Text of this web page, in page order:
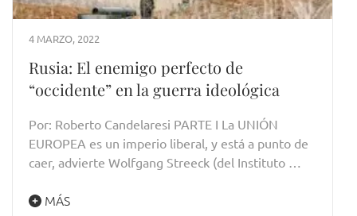
4 MARZO, 2022
Rusia: El enemigo perfecto de
“occidente” en la guerra ideológica
Por: Roberto Candelaresi PARTE I La UNIÓN
EUROPEA es un imperio liberal, y está a punto de
caer, advierte Wolfgang Streeck (del Instituto …
MÁS